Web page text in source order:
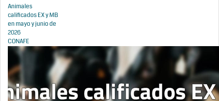
Animales
calificados EX y MB
en mayo y junio de
2026
CONAFE